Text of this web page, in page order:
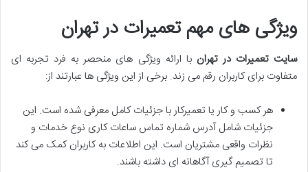
ویژگی‌ های مهم تعمیرات در تهران
سایت تعمیرات در تهران با ارائه ویژگی ‌های منحصر به‌ فرد تجربه‌ ای
متفاوت برای کاربران رقم می ‌زند. برخی از این ویژگی‌ ها عبارتند از:
هر کسب ‌و کار یا تعمیرکار با جزئیات کامل معرفی شده است. این
جزئیات شامل آدرس شماره تماس ساعات کاری نوع خدمات و
نظرات واقعی مشتریان است. این اطلاعات به کاربران کمک می ‌کند
تا تصمیم ‌گیری آگاهانه ‌ای داشته باشند.